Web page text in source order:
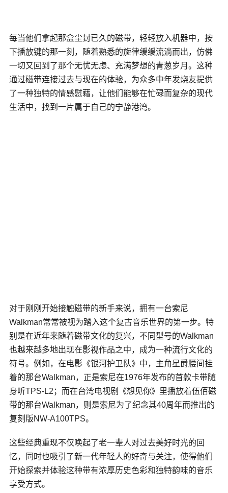
每当他们拿起那盒尘封已久的磁带，轻轻放入机器中，按
下播放键的那一刻，随着熟悉的旋律缓缓流淌而出，仿佛
一切又回到了那个无忧无虑、充满梦想的青葱岁月。这种
通过磁带连接过去与现在的体验，为众多中年发烧友提供
了一种独特的情感慰藉，让他们能够在忙碌而复杂的现代
生活中，找到一片属于自己的宁静港湾。
对于刚刚开始接触磁带的新手来说，拥有一台索尼
Walkman常常被视为踏入这个复古音乐世界的第一步。特
别是在近年来随着磁带文化的复兴，不同型号的Walkman
也越来越多地出现在影视作品之中，成为一种流行文化的
符号。例如，在电影《银河护卫队》中，主角星爵腰间挂
着的那台Walkman，正是索尼在1976年发布的首款卡带随
身听TPS-L2；而在台湾电视剧《想见你》里播放着伍佰磁
带的那台Walkman，则是索尼为了纪念其40周年而推出的
复刻版NW-A100TPS。
这些经典重现不仅唤起了老一辈人对过去美好时光的回
忆，同时也吸引了新一代年轻人的好奇与关注，使得他们
开始探索并体验这种带有浓厚历史色彩和独特韵味的音乐
享受方式。